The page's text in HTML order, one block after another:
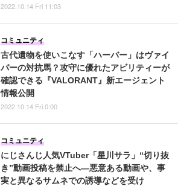
2022.10.14 Fri 11:03
古代遺物を使いこなす「ハーバー」はヴァイ
パーの対抗馬？攻守に優れたアビリティーが
確認できる『VALORANT』新エージェント
情報公開
コミュニティ
2022.10.14 Fri 0:00
にじさんじ人気VTuber「星川サラ」“切り抜
き”動画投稿を禁止へ―悪意ある動画や、事
実と異なるサムネでの誘導などを受け
コミュニティ